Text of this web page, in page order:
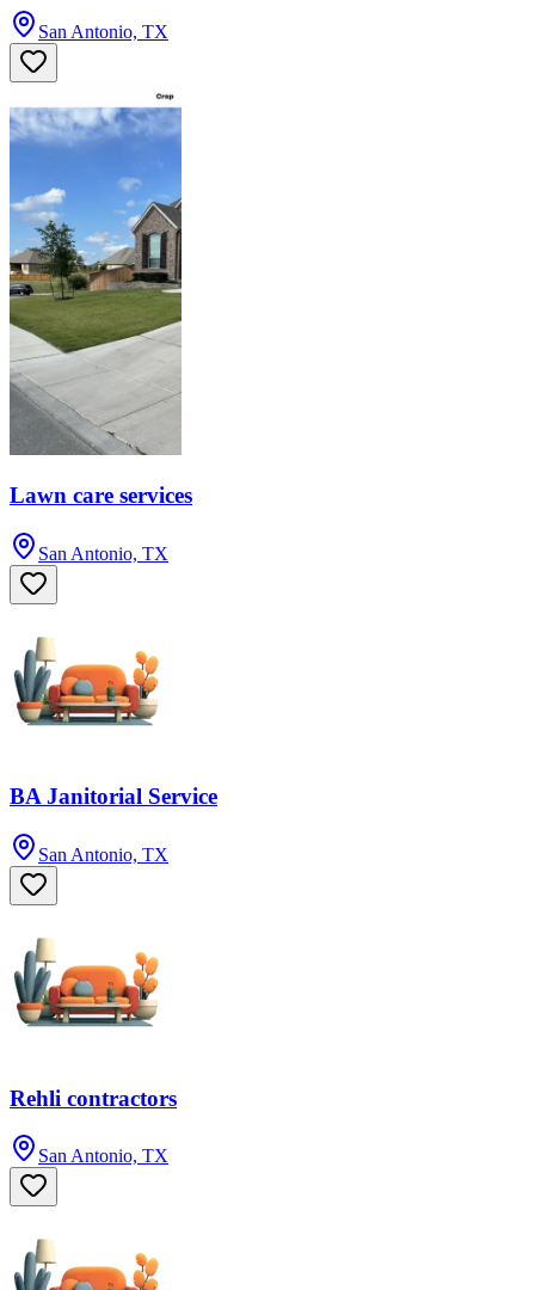
San Antonio, TX
Lawn care services
San Antonio, TX
BA Janitorial Service
San Antonio, TX
Rehli contractors
San Antonio, TX